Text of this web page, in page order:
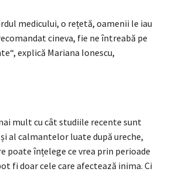
medicului, o rețetă, oamenii le iau
cineva, fie ne întreabă pe
explică Mariana Ionescu,
mult cu cât studiile recente sunt
al calmantelor luate după ureche,
poate înțelege ce vrea prin perioade
fi doar cele care afectează inima. Ci